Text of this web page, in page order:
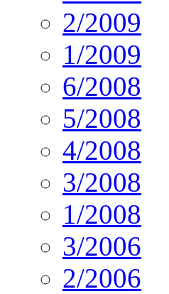
2/2009
1/2009
6/2008
5/2008
4/2008
3/2008
1/2008
3/2006
2/2006